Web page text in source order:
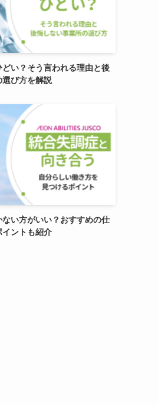
い？そう言われる理由と後
び方を解説
い方がいい？おすすめの仕
ントも紹介